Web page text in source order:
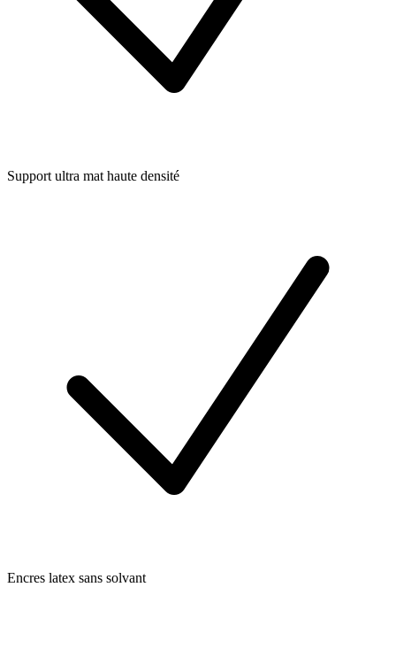
Support ultra mat haute densité
Encres latex sans solvant